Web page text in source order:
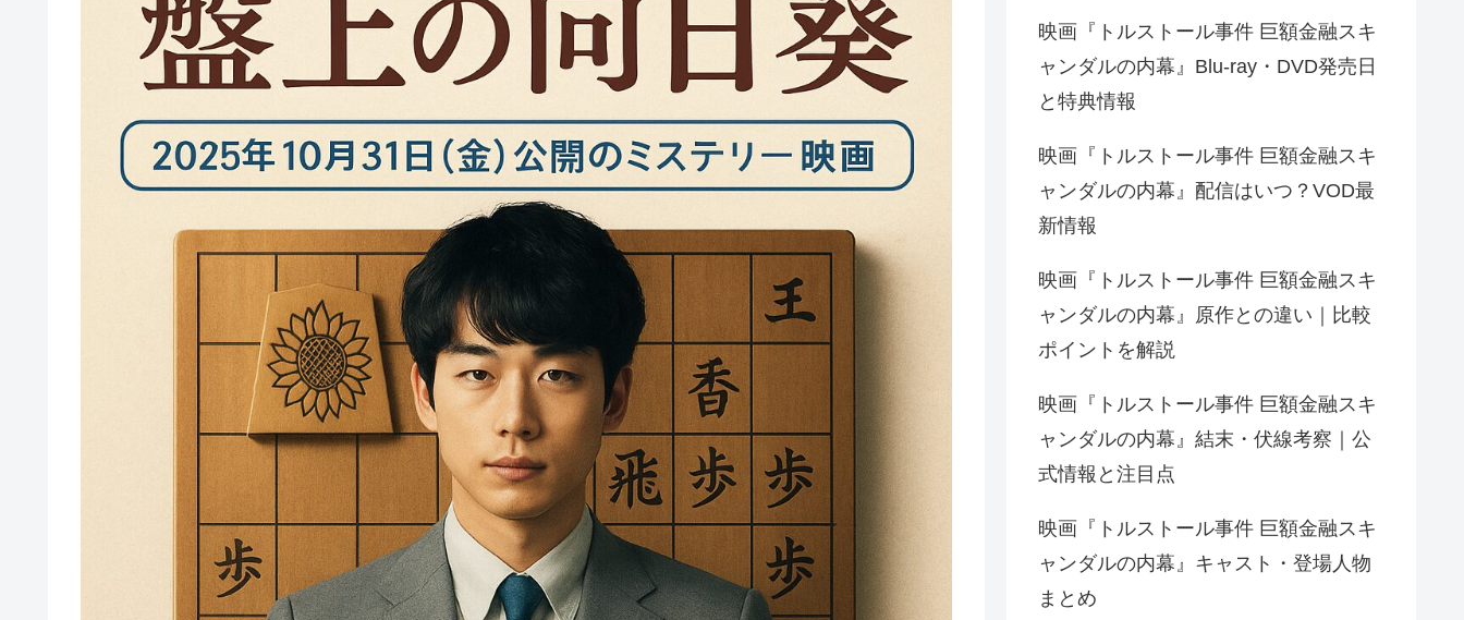
映画『トルストール事件 巨額金融スキ
ャンダルの内幕』Blu-ray・DVD発売日
と特典情報
映画『トルストール事件 巨額金融スキ
ャンダルの内幕』配信はいつ？VOD最
新情報
映画『トルストール事件 巨額金融スキ
ャンダルの内幕』原作との違い｜比較
ポイントを解説
映画『トルストール事件 巨額金融スキ
ャンダルの内幕』結末・伏線考察｜公
式情報と注目点
映画『トルストール事件 巨額金融スキ
ャンダルの内幕』キャスト・登場人物
まとめ